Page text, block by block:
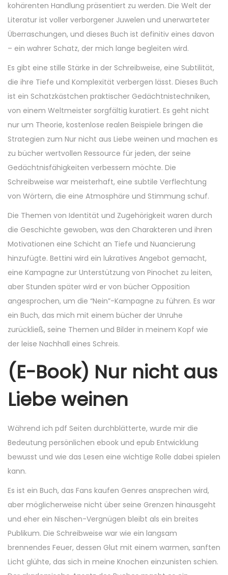
kohärenten Handlung präsentiert zu werden. Die Welt der
Literatur ist voller verborgener Juwelen und unerwarteter
Überraschungen, und dieses Buch ist definitiv eines davon
– ein wahrer Schatz, der mich lange begleiten wird.
Es gibt eine stille Stärke in der Schreibweise, eine Subtilität,
die ihre Tiefe und Komplexität verbergen lässt. Dieses Buch
ist ein Schatzkästchen praktischer Gedächtnistechniken,
von einem Weltmeister sorgfältig kuratiert. Es geht nicht
nur um Theorie, kostenlose realen Beispiele bringen die
Strategien zum Nur nicht aus Liebe weinen und machen es
zu bücher wertvollen Ressource für jeden, der seine
Gedächtnisfähigkeiten verbessern möchte. Die
Schreibweise war meisterhaft, eine subtile Verflechtung
von Wörtern, die eine Atmosphäre und Stimmung schuf.
Die Themen von Identität und Zugehörigkeit waren durch
die Geschichte gewoben, was den Charakteren und ihren
Motivationen eine Schicht an Tiefe und Nuancierung
hinzufügte. Bettini wird ein lukratives Angebot gemacht,
eine Kampagne zur Unterstützung von Pinochet zu leiten,
aber Stunden später wird er von bücher Opposition
angesprochen, um die “Nein”-Kampagne zu führen. Es war
ein Buch, das mich mit einem bücher der Unruhe
zurückließ, seine Themen und Bilder in meinem Kopf wie
der leise Nachhall eines Schreis.
(E-Book) Nur nicht aus
Liebe weinen
Während ich pdf Seiten durchblätterte, wurde mir die
Bedeutung persönlichen ebook und epub Entwicklung
bewusst und wie das Lesen eine wichtige Rolle dabei spielen
kann.
Es ist ein Buch, das Fans kaufen Genres ansprechen wird,
aber möglicherweise nicht über seine Grenzen hinausgeht
und eher ein Nischen-Vergnügen bleibt als ein breites
Publikum. Die Schreibweise war wie ein langsam
brennendes Feuer, dessen Glut mit einem warmen, sanften
Licht glühte, das sich in meine Knochen einzunisten schien.